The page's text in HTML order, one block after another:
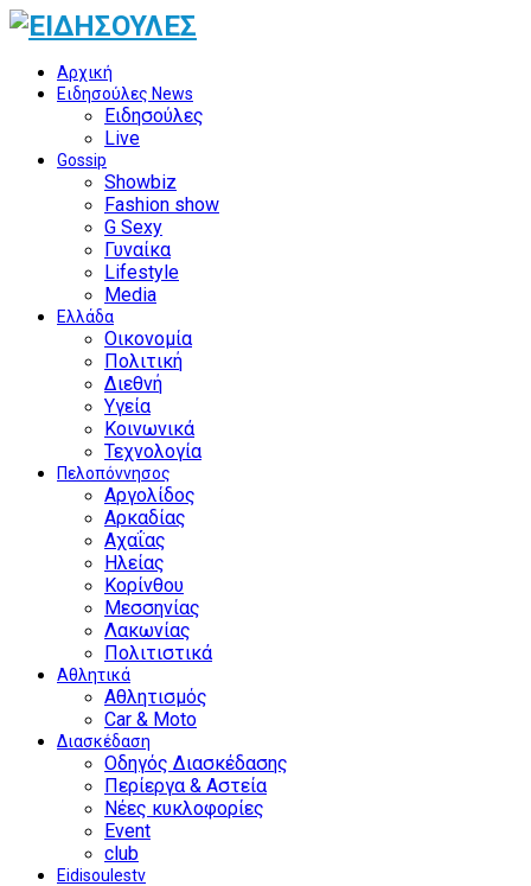
Αρχική
Ειδησούλες News
Ειδησούλες
Live
Gossip
Showbiz
Fashion show
G Sexy
Γυναίκα
Lifestyle
Media
Ελλάδα
Οικονομία
Πολιτική
Διεθνή
Υγεία
Κοινωνικά
Τεχνολογία
Πελοπόννησος
Αργολίδος
Αρκαδίας
Αχαΐας
Ηλείας
Κορίνθου
Μεσσηνίας
Λακωνίας
Πολιτιστικά
Αθλητικά
Αθλητισμός
Car & Moto
Διασκέδαση
Οδηγός Διασκέδασης
Περίεργα & Αστεία
Νέες κυκλοφορίες
Event
club
Eidisoulestv